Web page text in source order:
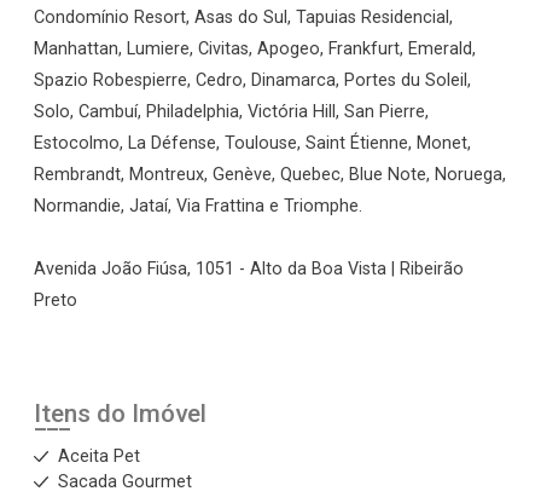
Condomínio Resort, Asas do Sul, Tapuias Residencial,
Manhattan, Lumiere, Civitas, Apogeo, Frankfurt, Emerald,
Spazio Robespierre, Cedro, Dinamarca, Portes du Soleil,
Solo, Cambuí, Philadelphia, Victória Hill, San Pierre,
Estocolmo, La Défense, Toulouse, Saint Étienne, Monet,
Rembrandt, Montreux, Genève, Quebec, Blue Note, Noruega,
Normandie, Jataí, Via Frattina e Triomphe.
Avenida João Fiúsa, 1051 - Alto da Boa Vista | Ribeirão
Preto
Itens do Imóvel
Aceita Pet
Sacada Gourmet